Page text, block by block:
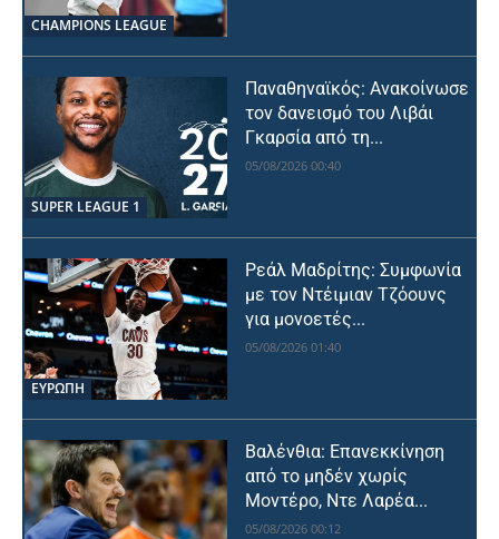
CHAMPIONS LEAGUE
SUPER LEAGUE 1
Παναθηναϊκός: Ανακοίνωσε
τον δανεισμό του Λιβάι
Γκαρσία από τη...
05/08/2026 00:40
ΕΥΡΩΠΗ
Ρεάλ Μαδρίτης: Συμφωνία
με τον Ντέιμιαν Τζόουνς
για μονοετές...
05/08/2026 01:40
Βαλένθια: Επανεκκίνηση
από το μηδέν χωρίς
Μοντέρο, Ντε Λαρέα...
05/08/2026 00:12